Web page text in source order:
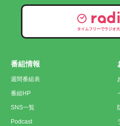
タイムフリーでラジオ
番組情報
週間番組表
番組HP
SNS一覧
Podcast